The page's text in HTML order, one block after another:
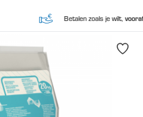
Betalen zoals je wilt,vooraf en achteraf